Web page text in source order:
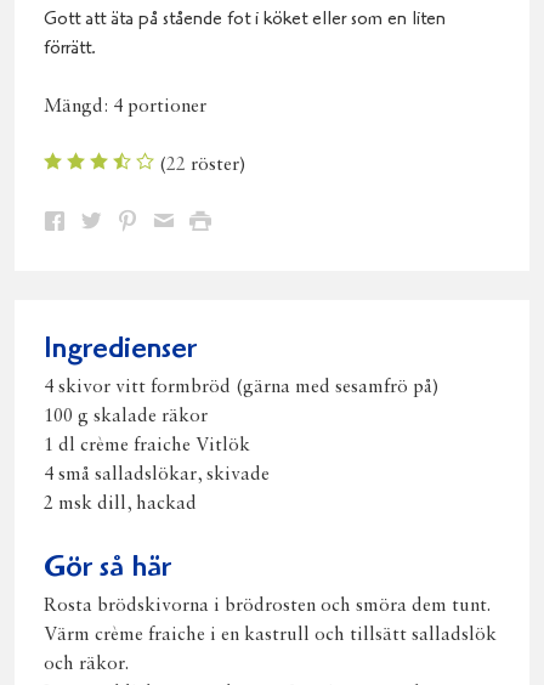
Gott att äta på stående fot i köket eller som en liten
förrätt.
Mängd: 4 portioner
(22 röster)
Dela Dela Dela DelaSkriv
Ingredienser
4 skivor vitt formbröd (gärna med sesamfrö på)
100 g skalade räkor
1 dl crème fraiche Vitlök
4 små salladslökar, skivade
2 msk dill, hackad
Gör så här
Rosta brödskivorna i brödrosten och smöra dem tunt.
Värm crème fraiche i en kastrull och tillsätt salladslök
och räkor.